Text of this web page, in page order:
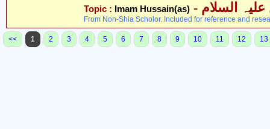
Topic : Imam Hussain(as) السلام
From Non-Shia Scholor. Included for reference and
<< 1 2 3 4 5 6 7 8 9 10 11 12 13